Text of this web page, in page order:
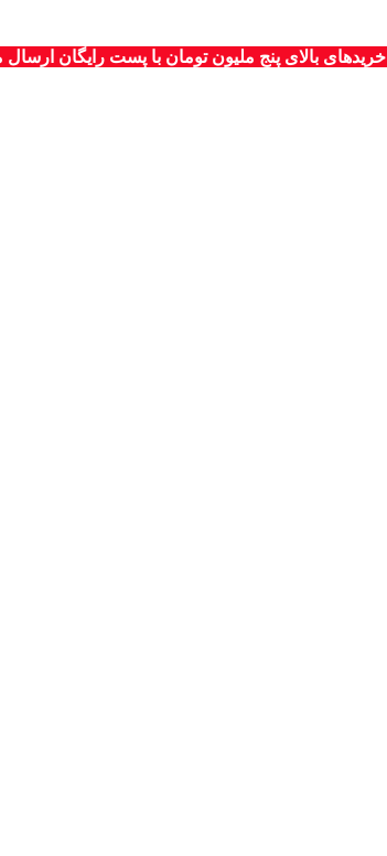
خریدهای بالای پنج ملیون تومان با پست رایگان